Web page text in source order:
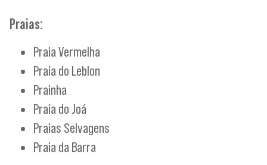
Praias:
Praia Vermelha
Praia do Leblon
Prainha
Praia do Joá
Praias Selvagens
Praia da Barra